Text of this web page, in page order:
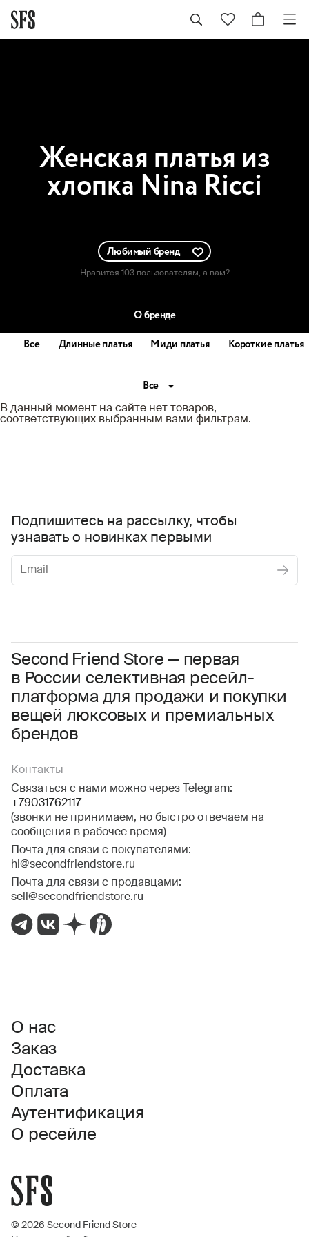
Женская платья из
хлопка Nina Ricci
Любимый бренд
Нравится 103 пользователям, а вам?
О бренде
Все
Длинные платья Миди платья Короткие платья
Все
В данный момент на сайте нет товаров,
соответствующих выбранным вами фильтрам.
Second Friend Store — первая
в России селективная ресейл-
платформа для продажи и покупки
вещей люксовых и премиальных
брендов
Контакты
Связаться с нами можно через Telegram:
+79031762117
(звонки не принимаем, но быстро отвечаем на
сообщения в рабочее время)
Почта для связи с покупателями:
hi@secondfriendstore.ru
Почта для связи с продавцами:
sell@secondfriendstore.ru
Подпишитесь на рассылку, чтобы
узнавать о новинках первыми
Соглашаюсь с условиями Пользовательского соглашения
Даю согласие на получение рекламной информации.
О нас
Заказ
Доставка
Оплата
Аутентификация
О ресейле
© 2026 Second Friend Store